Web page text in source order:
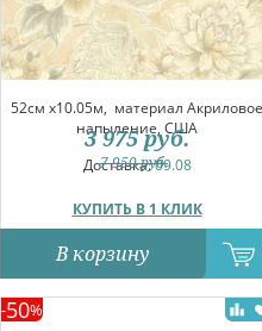
52см x10.05м, материал Акриловое
напыление, США
Доставка:09.08
КУПИТЬ В 1 КЛИК
7 950руб.
3 975 руб.
В корзину
-50%